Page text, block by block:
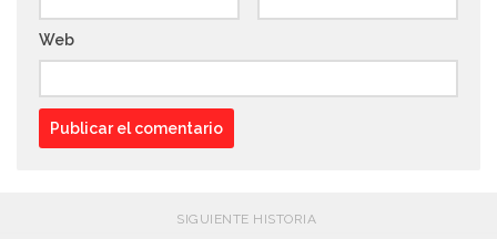
Web
SIGUIENTE HISTORIA